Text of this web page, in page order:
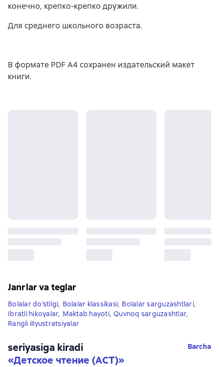
конечно, крепко-крепко дружили.
Для среднего школьного возраста.
В формате PDF A4 сохранен издательский макет
книги.
Janrlar va teglar
Bolalar do'stligi, Bolalar klassikasi, Bolalar sarguzashtlari,
Ibratli hikoyalar, Maktab hayoti, Quvnoq sarguzashtlar,
Rangli illyustratsiyalar
seriyasiga kiradi
«Детское чтение (АСТ)»
Barcha